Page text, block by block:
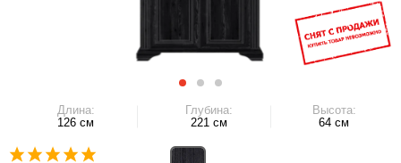
Длина:
126 см
Глубина:
221 см
Высота:
64 см